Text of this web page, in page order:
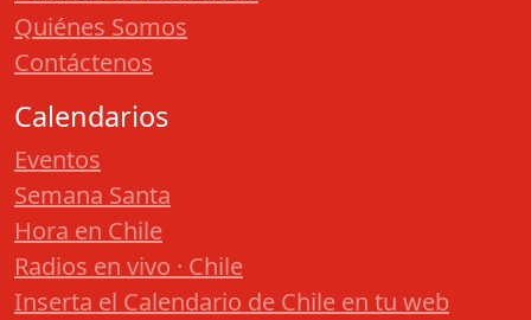
Quiénes Somos
Contáctenos
Calendarios
Eventos
Semana Santa
Hora en Chile
Radios en vivo · Chile
Inserta el Calendario de Chile en tu web